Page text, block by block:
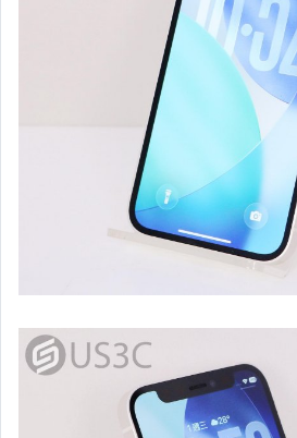
平板電腦 (Samsung)
數位單眼相機 (Nikon)
數位單眼相機 (Sony)
數位單眼相機 (Panasonic)
數位單眼相機 (Olympus)
單眼鏡頭 (For Nikon 副廠)
單眼鏡頭 (Sony E)